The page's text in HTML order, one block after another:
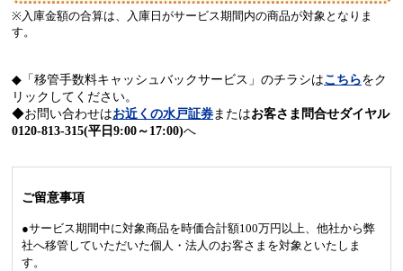
※入庫金額の合算は、入庫日がサービス期間内の商品が対象となりま
す。
◆「移管手数料キャッシュバックサービス」のチラシはこちらをク
リックしてください。
◆お問い合わせはお近くの水戸証券またはお客さま問合せダイヤル
0120-813-315(平日9:00～17:00)へ
ご留意事項
●サービス期間中に対象商品を時価合計額100万円以上、他社から弊
社へ移管していただいた個人・法人のお客さまを対象といたしま
す。